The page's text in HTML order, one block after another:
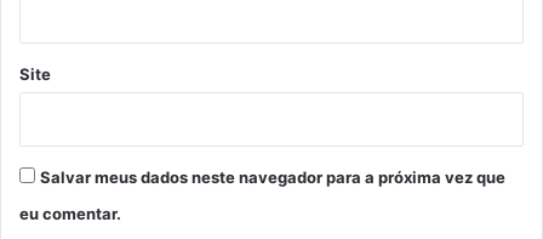
Site
Salvar meus dados neste navegador para a próxima vez que
eu comentar.